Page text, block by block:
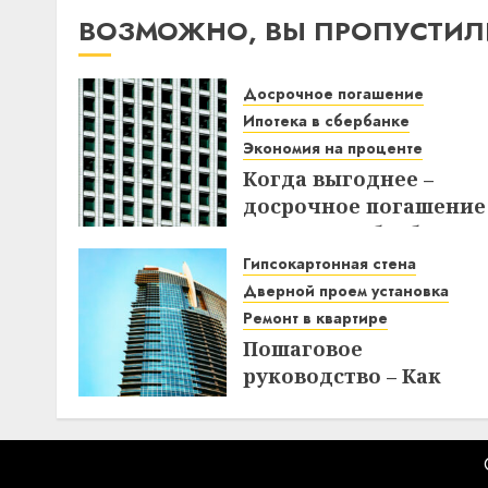
ВОЗМОЖНО, ВЫ
Досрочное погашение
Ипотека в сбербанке
Экономия на проценте
Когда выгоднее –
досрочное погашение
ипотеки в Сбербанке
до или после дня
списания? Узнайте все
нюансы!
18.12.2025
Гипсокартонная стена
Дверной проем установка
Ремонт в квартире
Пошаговое
руководство – Как